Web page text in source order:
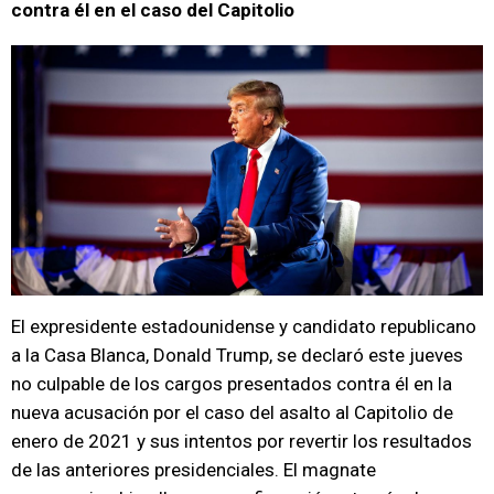
contra él en el caso del Capitolio
El expresidente estadounidense y candidato republicano
a la Casa Blanca, Donald Trump, se declaró este jueves
no culpable de los cargos presentados contra él en la
nueva acusación por el caso del asalto al Capitolio de
enero de 2021 y sus intentos por revertir los resultados
de las anteriores presidenciales. El magnate